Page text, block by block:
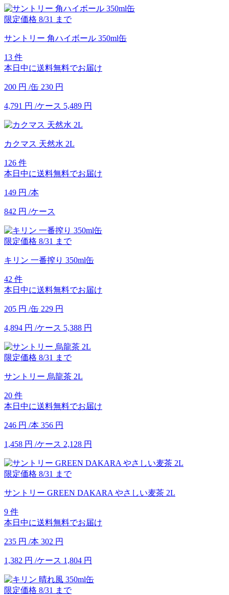
限定価格 8/31 まで
サントリー 角ハイボール 350ml缶
13 件
本日中に送料無料でお届け
200 円 /缶 230 円
4,791 円 /ケース 5,489 円
カクマス 天然水 2L
126 件
本日中に送料無料でお届け
149 円 /本
842 円 /ケース
限定価格 8/31 まで
キリン 一番搾り 350ml缶
42 件
本日中に送料無料でお届け
205 円 /缶 229 円
4,894 円 /ケース 5,388 円
限定価格 8/31 まで
サントリー 烏龍茶 2L
20 件
本日中に送料無料でお届け
246 円 /本 356 円
1,458 円 /ケース 2,128 円
限定価格 8/31 まで
サントリー GREEN DAKARA やさしい麦茶 2L
9 件
本日中に送料無料でお届け
235 円 /本 302 円
1,382 円 /ケース 1,804 円
限定価格 8/31 まで